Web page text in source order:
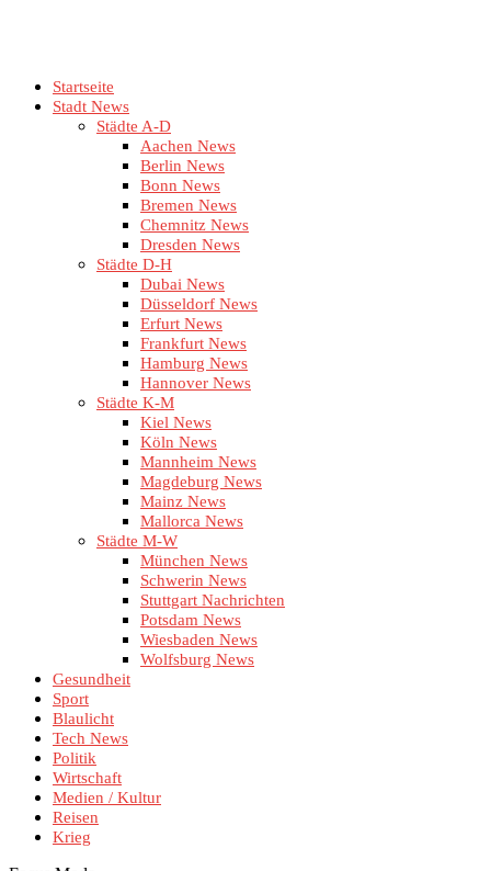
Startseite
Stadt News
Städte A-D
Aachen News
Berlin News
Bonn News
Bremen News
Chemnitz News
Dresden News
Städte D-H
Dubai News
Düsseldorf News
Erfurt News
Frankfurt News
Hamburg News
Hannover News
Städte K-M
Kiel News
Köln News
Mannheim News
Magdeburg News
Mainz News
Mallorca News
Städte M-W
München News
Schwerin News
Stuttgart Nachrichten
Potsdam News
Wiesbaden News
Wolfsburg News
Gesundheit
Sport
Blaulicht
Tech News
Politik
Wirtschaft
Medien / Kultur
Reisen
Krieg